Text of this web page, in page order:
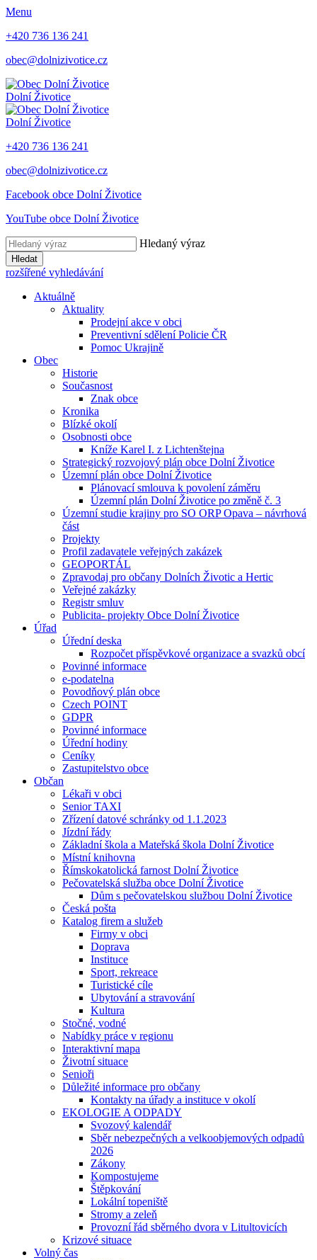
Menu
+420 736 136 241
obec@dolnizivotice.cz
Dolní Životice
Dolní Životice
+420 736 136 241
obec@dolnizivotice.cz
Facebook obce Dolní Životice
YouTube obce Dolní Životice
Hledaný výraz
Hledat
rozšířené vyhledávání
Aktuálně
Aktuality
Prodejní akce v obci
Preventivní sdělení Policie ČR
Pomoc Ukrajině
Obec
Historie
Současnost
Znak obce
Kronika
Blízké okolí
Osobnosti obce
Kníže Karel I. z Lichtenštejna
Strategický rozvojový plán obce Dolní Životice
Územní plán obce Dolní Životice
Plánovací smlouva k povolení záměru
Územní plán Dolní Životice po změně č. 3
Územní studie krajiny pro SO ORP Opava – návrhová
část
Projekty
Profil zadavatele veřejných zakázek
GEOPORTÁL
Zpravodaj pro občany Dolních Životic a Hertic
Veřejné zakázky
Registr smluv
Publicita- projekty Obce Dolní Životice
Úřad
Úřední deska
Rozpočet příspěvkové organizace a svazků obcí
Povinné informace
e-podatelna
Povodňový plán obce
Czech POINT
GDPR
Povinné informace
Úřední hodiny
Ceníky
Zastupitelstvo obce
Občan
Lékaři v obci
Senior TAXI
Zřízení datové schránky od 1.1.2023
Jízdní řády
Základní škola a Mateřská škola Dolní Životice
Místní knihovna
Římskokatolická farnost Dolní Životice
Pečovatelská služba obce Dolní Životice
Dům s pečovatelskou službou Dolní Životice
Česká pošta
Katalog firem a služeb
Firmy v obci
Doprava
Instituce
Sport, rekreace
Turistické cíle
Ubytování a stravování
Kultura
Stočné, vodné
Nabídky práce v regionu
Interaktivní mapa
Životní situace
Senioři
Důležité informace pro občany
Kontakty na úřady a instituce v okolí
EKOLOGIE A ODPADY
Svozový kalendář
Sběr nebezpečných a velkoobjemových odpadů
2026
Zákony
Kompostujeme
Štěpkování
Lokální topeniště
Stromy a zeleň
Provozní řád sběrného dvora v Litultovicích
Krizové situace
Volný čas